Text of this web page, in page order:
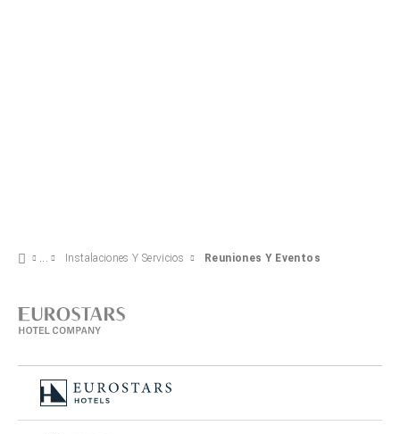
Instalaciones Y Servicios Reuniones Y Eventos